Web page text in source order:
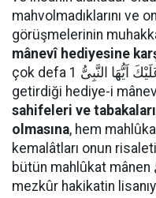
mahvolmadıklarını ve
görüşmelerinin
mânevî hediyesine
çok defa اَلسَّلاَمُ عَلَيْكَ اَيُّهَا النَّبِىُّ 1 dediği gibi, onun da
getirdiği hediye-i
sahifeleri ve
olmasına, hem
kemalâtları onun
bütün mahlûkat mânen اَلسَّلاَمُ عَلَيْكَ اَيُّهَا النَّبِىُّ bu
mezkûr hakikatin